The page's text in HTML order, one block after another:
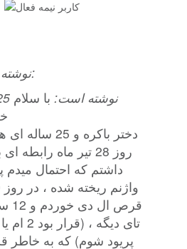
hadimd نوشته است:
banafshe25 نوشته است: با سلام
دختر باکره و 25
روز 28 تیر ماه
داشتم که احتمال
پریود شوم) که به